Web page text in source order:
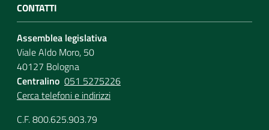
CONTATTI
Assemblea legislativa
Viale Aldo Moro, 50
40127 Bologna
Centralino 051 5275226
Cerca telefoni e indirizzi
C.F. 800.625.903.79